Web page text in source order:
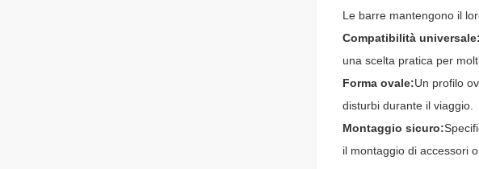
Le barre mantengono il
Compatibilità universale:
una scelta pratica per
Forma ovale:Un profilo
disturbi durante il viaggio.
Montaggio sicuro:
il montaggio di accessori